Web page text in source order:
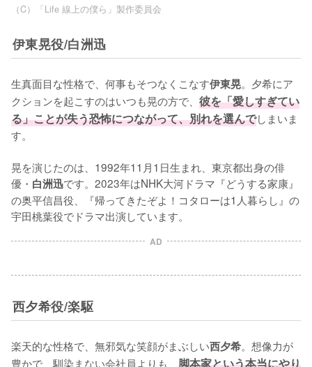
（C）「Life 線上の僕ら」製作委員会
伊東晃役/白洲迅
生真面目な性格で、何事もそつなくこなす伊東晃。夕希にア
クションを起こすのはいつも晃の方で、 彼を「愛しすぎてい
る」ことが失う恐怖につながって、別れを選んでしまいま
す。
晃を演じたのは、1992年11月1日生まれ、東京都出身の俳
優・ 白洲迅です。2023年はNHK大河ドラマ『どうする家康』
の奥平信昌役、『帰ってきたぞよ！コタローは1人暮らし』の
宇田桃葉役でドラマ出演しています。
AD
西夕希役/楽駆
楽天的な性格で、無邪気な笑顔がまぶしい西夕希。想像力が
豊かで、馴染まない会社員よりも、 脚本家という本当にやり